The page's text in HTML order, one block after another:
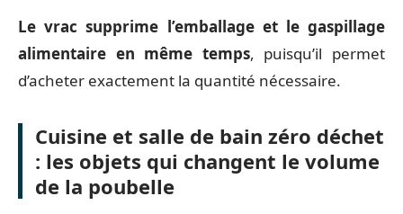
Le vrac supprime l’emballage et le gaspillage
alimentaire en même temps, puisqu’il permet
d’acheter exactement la quantité nécessaire.
Cuisine et salle de bain zéro déchet
: les objets qui changent le volume
de la poubelle